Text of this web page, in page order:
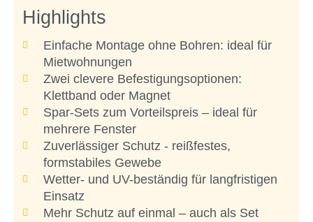
Highlights
Einfache Montage ohne Bohren: ideal für
Mietwohnungen
Zwei clevere Befestigungsoptionen:
Klettband oder Magnet
Spar-Sets zum Vorteilspreis – ideal für
mehrere Fenster
Zuverlässiger Schutz - reißfestes,
formstabiles Gewebe
Wetter- und UV-beständig für langfristigen
Einsatz
Mehr Schutz auf einmal – auch als Set